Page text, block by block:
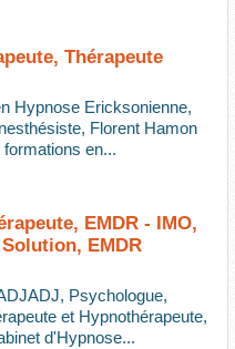
Thérapeute
Hypnose Ericksonienne,
Florent Hamon
en...
EMDR - IMO,
EMDR
Psychologue,
et Hypnothérapeute,
d'Hypnose...